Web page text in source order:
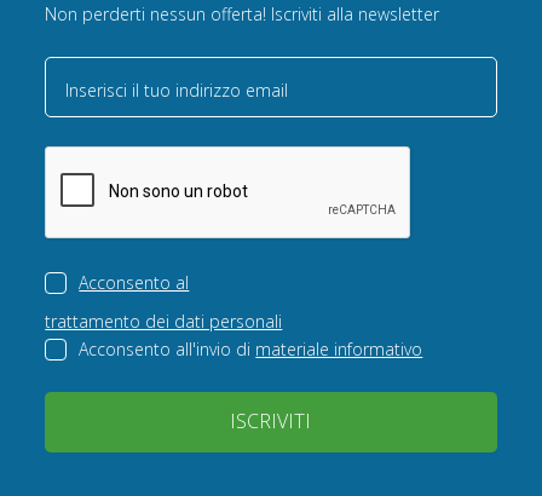
Non perderti nessun offerta! Iscriviti alla newsletter
Inserisci il tuo indirizzo email
Acconsento al
trattamento dei dati personali
Acconsento all'invio di materiale informativo
ISCRIVITI